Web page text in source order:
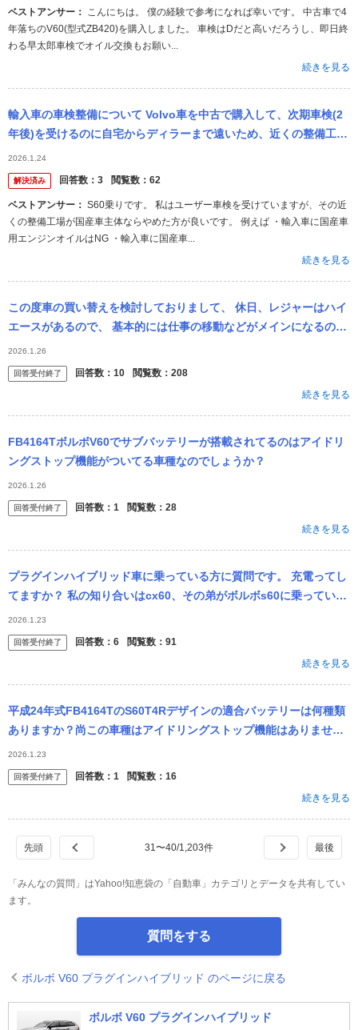
ベストアンサー：
年落ちのV60(型式ZB420)を購入しました。 車検はDだと高いだろうし、即日終
わる早太郎車検でオイル交換もお願い...
続きを見る
輸入車の車検整備について Volvo車を中古で購入して、次期車検(2
年後)を受けるのに自宅からディラーまで遠いため、近くの整備工場
にお願いしようかと思っていますが、輸入車やLEXUSにお乗りの
方...
2026.1.24
解決済み 回答数： 3 閲覧数： 62
ベストアンサー：
くの整備工場が国産車主体ならやめた方が良いです。 例えば ・輸入車に国産車
用エンジンオイルはNG ・輸入車に国産車...
続きを見る
この度車の買い替えを検討しておりまして、 休日、レジャーはハイ
エースがあるので、 基本的には仕事の移動などがメインになるので
すが、 毎日最低1時間、多くて一日中車で移動していることもあり
ます。 ...
2026.1.26
回答受付終了 回答数： 10 閲覧数： 208
続きを見る
FB4164TボルボV60でサブバッテリーが搭載されてるのはアイドリ
ングストップ機能がついてる車種なのでしょうか？
2026.1.26
回答受付終了 回答数： 1 閲覧数： 28
続きを見る
プラグインハイブリッド車に乗っている方に質問です。 充電ってし
てますか？ 私の知り合いはcx60、その弟がボルボs60に乗っていま
すがどちらも充電したことがなく、ガソリンだけで走っているみた
い...
2026.1.23
回答受付終了 回答数： 6 閲覧数： 91
続きを見る
平成24年式FB4164TのS60T4Rデザインの適合バッテリーは何種類
ありますか？尚この車種はアイドリングストップ機能はありませ
ん。
2026.1.23
回答受付終了 回答数： 1 閲覧数： 16
続きを見る
31 〜40/1,203件
「みんなの質問」はYahoo!知恵袋の「自動車」カテゴリとデータを共有してい
ます。
質問をする
ボルボ V60 プラグインハイブリッド のページに戻る
ボルボ V60 プラグインハイブリッド